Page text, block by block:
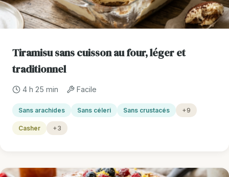
Tiramisu sans cuisson au four, léger et
traditionnel
4 h 25 min Facile
Sans arachides Sans céleri Sans crustacés +9
Casher +3